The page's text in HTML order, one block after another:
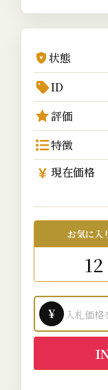
状態
ID
評価
特徴
現在価格
お気に入
12
¥